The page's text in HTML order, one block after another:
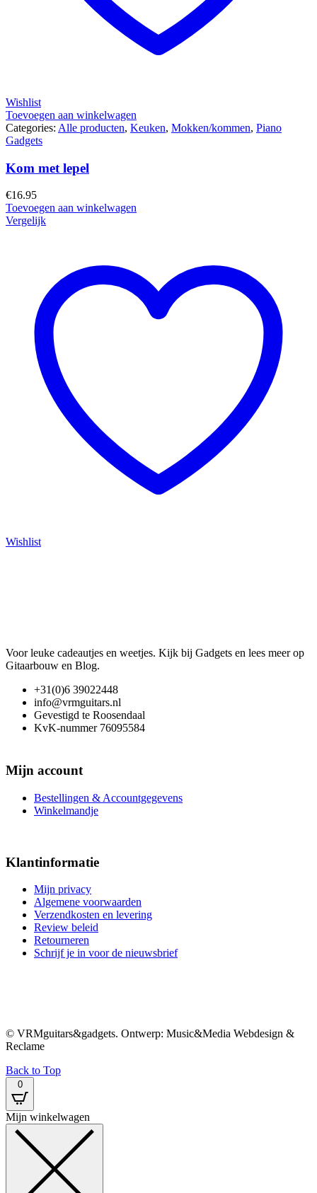
Wishlist
Toevoegen aan winkelwagen
Categories: Alle producten, Keuken, Mokken/kommen, Piano
Gadgets
Kom met lepel
€16.95
Toevoegen aan winkelwagen
Vergelijk
Wishlist
Voor leuke cadeautjes en weetjes. Kijk bij Gadgets en lees meer op
Gitaarbouw en Blog.
+31(0)6 39022448
info@vrmguitars.nl
Gevestigd te Roosendaal
KvK-nummer 76095584
Mijn account
Bestellingen & Accountgegevens
Winkelmandje
Klantinformatie
Mijn privacy
Algemene voorwaarden
Verzendkosten en levering
Review beleid
Retourneren
Schrijf je in voor de nieuwsbrief
© VRMguitars&gadgets. Ontwerp: Music&Media Webdesign &
Reclame
Back to Top
0
Mijn winkelwagen